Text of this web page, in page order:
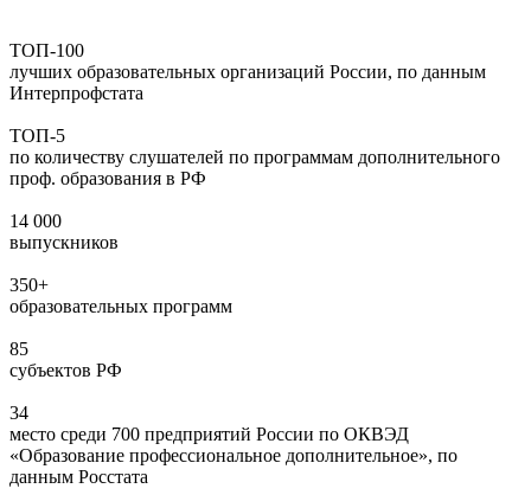
ТОП-100
лучших образовательных организаций России, по данным
Интерпрофстата
ТОП-5
по количеству слушателей по программам дополнительного
проф. образования в РФ
14 000
выпускников
350+
образовательных программ
85
субъектов РФ
34
место среди 700 предприятий России по ОКВЭД
«Образование профессиональное дополнительное», по
данным Росстата